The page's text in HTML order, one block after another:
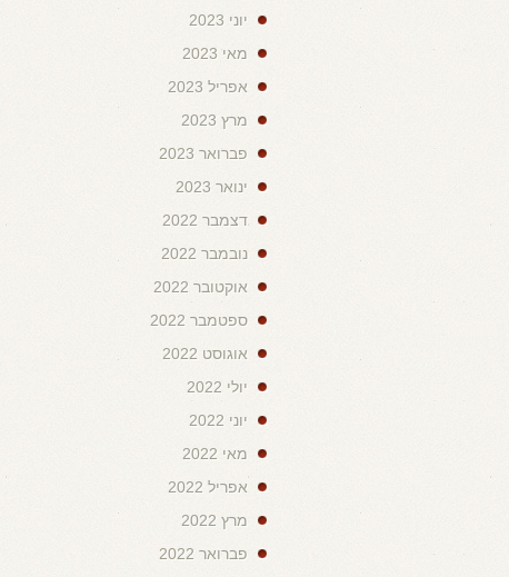
יוני 2023
מאי 2023
אפריל 2023
מרץ 2023
פברואר 2023
ינואר 2023
דצמבר 2022
נובמבר 2022
אוקטובר 2022
ספטמבר 2022
אוגוסט 2022
יולי 2022
יוני 2022
מאי 2022
אפריל 2022
מרץ 2022
פברואר 2022